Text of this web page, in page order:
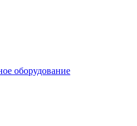
оборудование